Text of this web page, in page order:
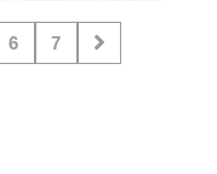
6 7